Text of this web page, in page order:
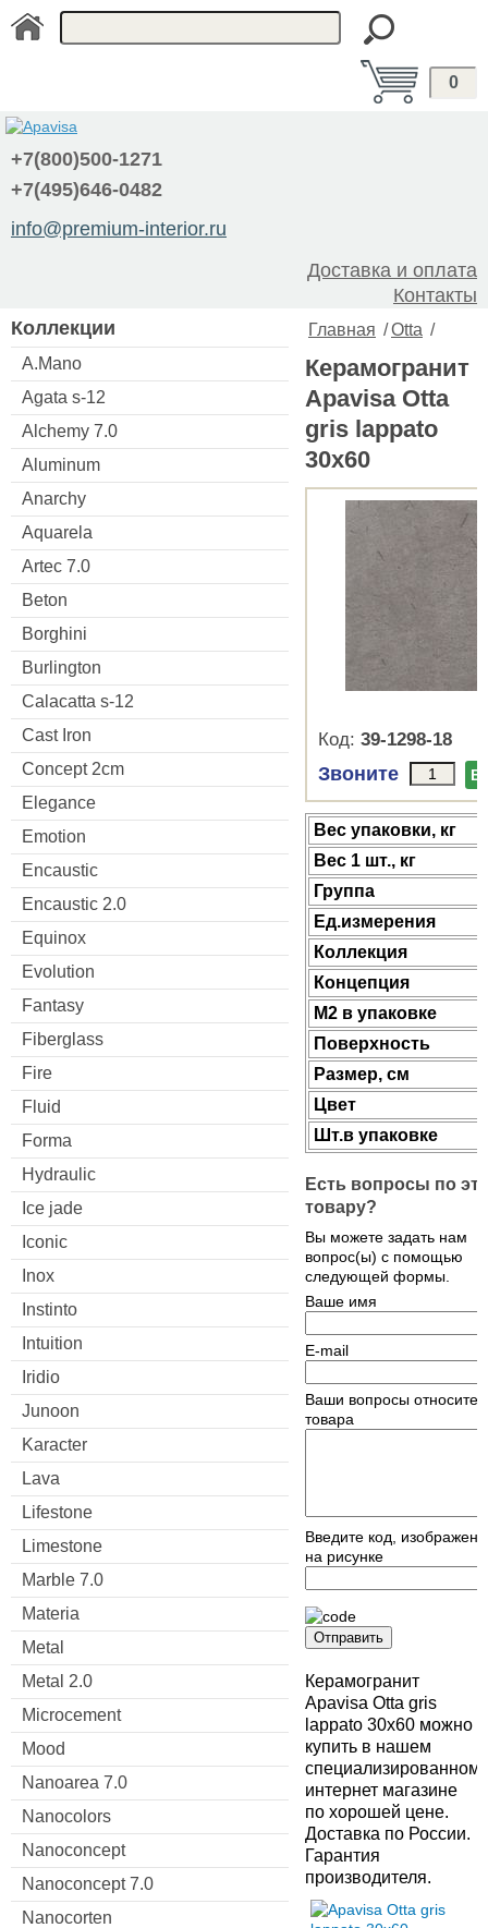
0
+7(800)500-1271
+7(495)646-0482
info@premium-interior.ru
Доставка и оплата
Контакты
Коллекции
A.Mano
Agata s-12
Alchemy 7.0
Aluminum
Anarchy
Aquarela
Artec 7.0
Beton
Borghini
Burlington
Calacatta s-12
Cast Iron
Concept 2cm
Elegance
Emotion
Encaustic
Encaustic 2.0
Equinox
Evolution
Fantasy
Fiberglass
Fire
Fluid
Forma
Hydraulic
Ice jade
Iconic
Inox
Instinto
Intuition
Iridio
Junoon
Karacter
Lava
Lifestone
Limestone
Marble 7.0
Materia
Metal
Metal 2.0
Microcement
Mood
Nanoarea 7.0
Nanocolors
Nanoconcept
Nanoconcept 7.0
Nanocorten
Главная /Otta /
Керамогранит
Apavisa Otta
gris lappato
30x60
Код: 39-1298-18
Звоните В
Веc упаковки, кг
Вес 1 шт., кг
Группа
Ед.измерения
Коллекция
Концепция
М2 в упаковке
Поверхность
Размер, см
Цвет
Шт.в упаковке
Есть вопросы по
товару?
Вы можете задать нам
вопрос(ы) с помощью
следующей формы.
Ваше имя
E-mail
Ваши вопросы
товара
Введите код,
на рисунке
Отправить
Керамогранит
Apavisa Otta gris
lappato 30x60 можно
купить в нашем
специализированном
интернет магазине
по хорошей цене.
Доставка по России.
Гарантия
производителя.